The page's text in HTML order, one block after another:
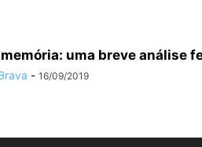
uma breve análise
- 16/09/2019